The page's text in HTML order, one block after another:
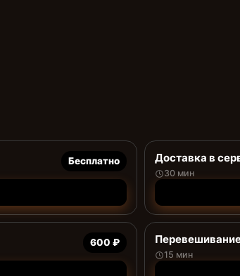
Бесплатно Доставка в
30 мин
600 ₽
15 мин